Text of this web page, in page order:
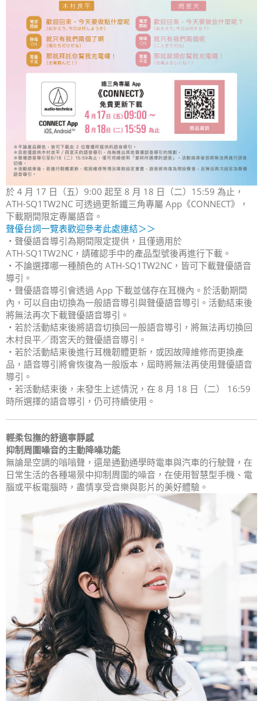
於 4 月 17 日（五）9:00 起至 8 月 18 日（二）15:59 為止，
ATH-SQ1TW2NC 可透過更新鐵三角專屬 App《CONNECT》，
下載期間限定專屬語音。
聲優台詞一覽表歡迎參考此處連結＞＞
・聲優語音導引為期間限定提供，且僅適用於
ATH‑SQ1TW2NC，請確認手中的產品型號後再進行下載。
・不論選擇哪一種顏色的 ATH‑SQ1TW2NC，皆可下載聲優語音
導引。
・聲優語音導引會透過 App 下載並儲存在耳機內。於活動期間
內，可以自由切換為一般語音導引與聲優語音導引。活動結束後
將無法再次下載聲優語音導引。
・若於活動結束後將語音切換回一般語音導引，將無法再切換回
木村良平／雨宮天的聲優語音導引。
・若於活動結束後進行耳機韌體更新，或因故障維修而更換產
品，語音導引將會恢復為一般版本，屆時將無法再使用聲優語音
導引。
・若活動結束後，未發生上述情況，在 8 月 18 日（二） 16:59
時所選擇的語音導引，仍可持續使用。
輕柔包撫的舒適寧靜感
抑制周圍噪音的主動降噪功能
無論是空調的嗡嗡聲，還是通勤通學時電車與汽車的行駛聲，在
日常生活的各種場景中抑制周圍的噪音，在使用智慧型手機、電
腦或平板電腦時，盡情享受音樂與影片的美好體驗。